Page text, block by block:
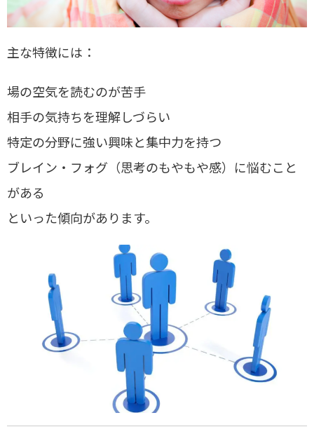
主な特徴には：
場の空気を読むのが苦手
相手の気持ちを理解しづらい
特定の分野に強い興味と集中力を持つ
ブレイン・フォグ（思考のもやもや感）に悩むこと
がある
といった傾向があります。